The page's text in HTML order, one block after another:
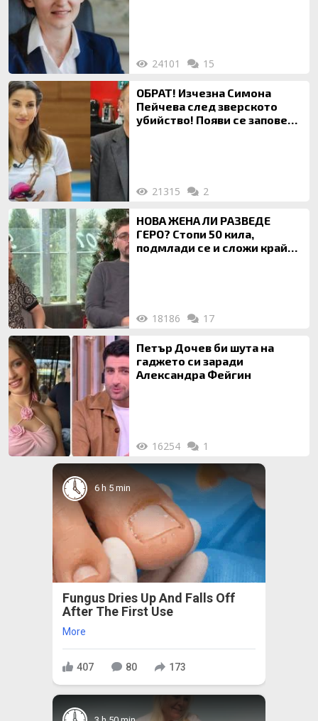
24101 15
ОБРАТ! Изчезна Симона
Пейчева след зверското
убийство! Появи се заповед
21315 2
НОВА ЖЕНА ЛИ РАЗВЕДЕ
ГЕРО? Стопи 50 кила,
подмлади се и сложи край
18186 17
Петър Дочев би шута на
гаджето си заради
Александра Фейгин
16254 1
6 h 5 min
Fungus Dries Up And Falls Off
After The First Use
More
407 80 173